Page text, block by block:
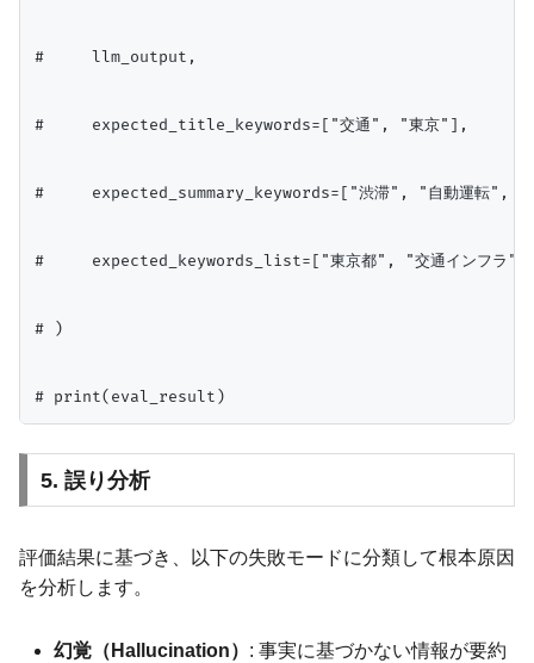
#     llm_output,
#     expected_title_keywords=["交通", "東京"],
#     expected_summary_keywords=["渋滞", "自動運転", "
#     expected_keywords_list=["東京都", "交通インフラ",
# )
5. 誤り分析
評価結果に基づき、以下の失敗モードに分類して根本原因
を分析します。
幻覚（Hallucination） : 事実に基づかない情報が要約